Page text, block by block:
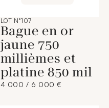
LOT N°107
Bague en or
jaune 750
millièmes et
platine 850 mil
4 000 / 6 000 €